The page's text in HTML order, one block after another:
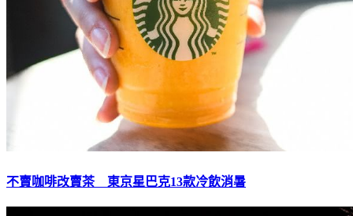
不賣咖啡改賣茶 東京星巴克13款冷飲消暑